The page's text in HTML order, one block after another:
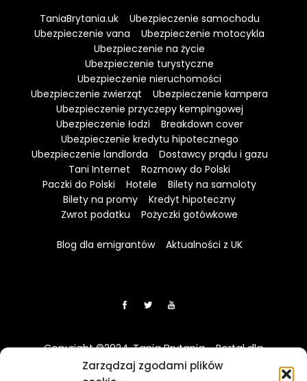
Zarządzaj zgodami plików
TaniaBrytania.uk
Ubezpieczenie samochodu
Ubezpieczenie vana
Ubezpieczenie motocykla
Ubezpieczenie na życie
Ubezpieczenie turystyczne
Ubezpieczenie nieruchomości
Ubezpieczenie zwierząt
Ubezpieczenie kampera
Ubezpieczenie przyczepy kempingowej
Ubezpieczenie łodzi
Breakdown cover
Ubezpieczenie kredytu hipotecznego
Ubezpieczenie landlorda
Dostawcy prądu i gazu
Tani Internet
Rozmowy do Polski
Paczki do Polski
Hotele
Bilety na samoloty
Bilety na promy
Kredyt hipoteczny
Zwrot podatku
Pożyczki gotówkowe
Blog dla emigrantów Aktualności z UK
Copyright ©2024. Tania Brytania - Portal dla
Polaków w UK